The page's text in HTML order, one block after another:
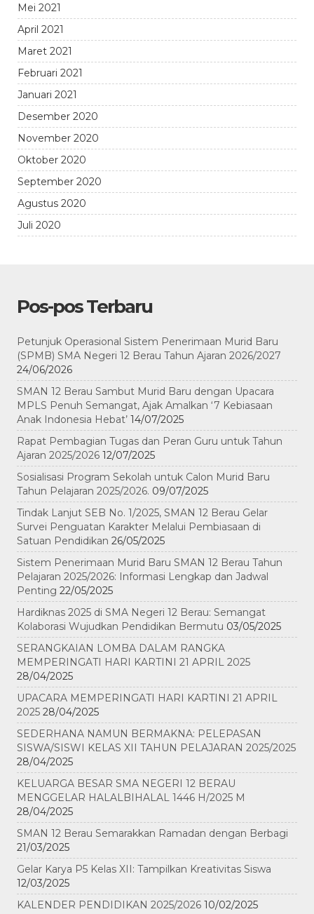
Mei 2021
April 2021
Maret 2021
Februari 2021
Januari 2021
Desember 2020
November 2020
Oktober 2020
September 2020
Agustus 2020
Juli 2020
Pos-pos Terbaru
Petunjuk Operasional Sistem Penerimaan Murid Baru
(SPMB) SMA Negeri 12 Berau Tahun Ajaran 2026/2027
24/06/2026
SMAN 12 Berau Sambut Murid Baru dengan Upacara
MPLS Penuh Semangat, Ajak Amalkan ‘7 Kebiasaan
Anak Indonesia Hebat’ 14/07/2025
Rapat Pembagian Tugas dan Peran Guru untuk Tahun
Ajaran 2025/2026 12/07/2025
Sosialisasi Program Sekolah untuk Calon Murid Baru
Tahun Pelajaran 2025/2026. 09/07/2025
Tindak Lanjut SEB No. 1/2025, SMAN 12 Berau Gelar
Survei Penguatan Karakter Melalui Pembiasaan di
Satuan Pendidikan 26/05/2025
Sistem Penerimaan Murid Baru SMAN 12 Berau Tahun
Pelajaran 2025/2026: Informasi Lengkap dan Jadwal
Penting 22/05/2025
Hardiknas 2025 di SMA Negeri 12 Berau: Semangat
Kolaborasi Wujudkan Pendidikan Bermutu 03/05/2025
SERANGKAIAN LOMBA DALAM RANGKA
MEMPERINGATI HARI KARTINI 21 APRIL 2025
28/04/2025
UPACARA MEMPERINGATI HARI KARTINI 21 APRIL
2025 28/04/2025
SEDERHANA NAMUN BERMAKNA: PELEPASAN
SISWA/SISWI KELAS XII TAHUN PELAJARAN 2025/2025
28/04/2025
KELUARGA BESAR SMA NEGERI 12 BERAU
MENGGELAR HALALBIHALAL 1446 H/2025 M
28/04/2025
SMAN 12 Berau Semarakkan Ramadan dengan Berbagi
21/03/2025
Gelar Karya P5 Kelas XII: Tampilkan Kreativitas Siswa
12/03/2025
KALENDER PENDIDIKAN 2025/2026 10/02/2025